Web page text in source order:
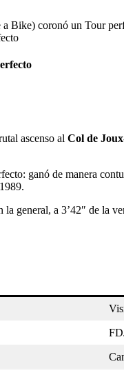
a Bike) coronó un Tour
ascenso al Col de
ganó de manera
general, a 3’42″ de la